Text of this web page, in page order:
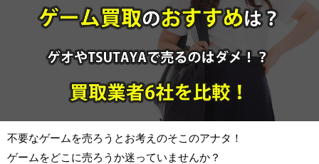
不要なゲームを売ろうとお考えのそこのアナタ！
ゲームをどこに売ろうか迷っていませんか？